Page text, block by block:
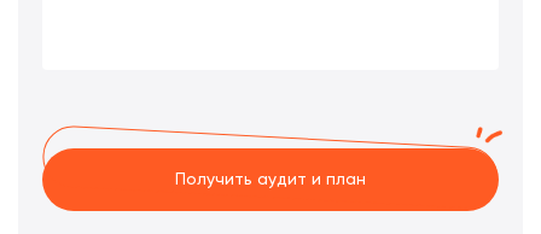
Получить аудит и план